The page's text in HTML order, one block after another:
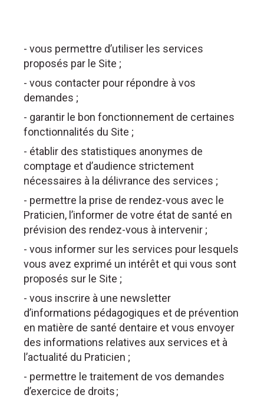
- vous permettre d’utiliser les services
proposés par le Site ;
- vous contacter pour répondre à vos
demandes ;
- garantir le bon fonctionnement de certaines
fonctionnalités du Site ;
- établir des statistiques anonymes de
comptage et d’audience strictement
nécessaires à la délivrance des services ;
- permettre la prise de rendez-vous avec le
Praticien, l’informer de votre état de santé en
prévision des rendez-vous à intervenir ;
- vous informer sur les services pour lesquels
vous avez exprimé un intérêt et qui vous sont
proposés sur le Site ;
- vous inscrire à une newsletter
d’informations pédagogiques et de prévention
en matière de santé dentaire et vous envoyer
des informations relatives aux services et à
l’actualité du Praticien ;
- permettre le traitement de vos demandes
d’exercice de droits ;